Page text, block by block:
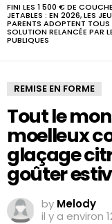
FINI LES 1 500 € DE
JETABLES : EN 2026, LES
PARENTS ADOPTENT TOUS
SOLUTION RELANCÉE PAR
PUBLIQUES
REMISE EN FORME
Tout le
moelleux
glaçage
goûter
by Melody
il y a environ